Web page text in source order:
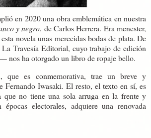
en 2020 una obra emblemática en nuestra
y negro, de Carlos Herrera. Era menester,
novela unas merecidas bodas de plata. De
La Travesía Editorial, cuyo trabajo de edición
nos ha otorgado un libro de ropaje bello.
que es conmemorativa, trae un breve y
Fernando Iwasaki. El resto, el texto en sí, es
que no tiene una sola arruga en la frente y
electorales, adquiere una renovada